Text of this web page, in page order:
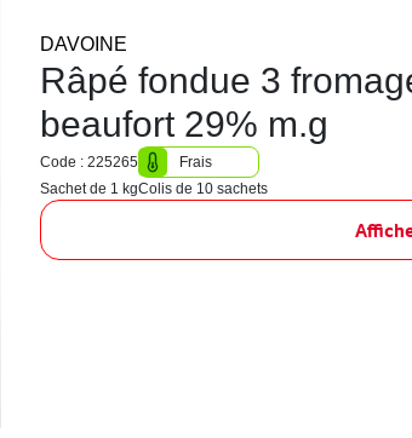
DAVOINE
Râpé fondue 3
beaufort 29% m.g
Code : 225265
Frais
Sachet de 1 kgColis de 10 sachets